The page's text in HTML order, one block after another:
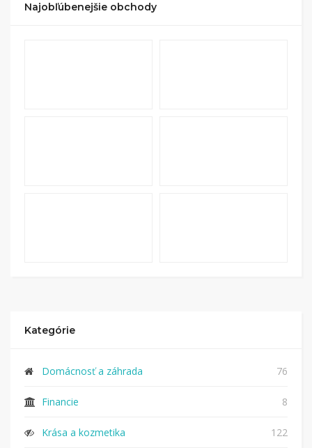
nákupu, si tieto peniaze môžete dať hneď vyplatiť
Najobľúbenejšie obchody
Kategórie
Domácnosť a záhrada 76
Financie 8
Krása a kozmetika 122